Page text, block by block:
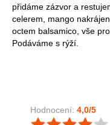
přidáme zázvor a
celerem, mango
octem balsamico, vše
Podáváme s rýží.
Hodnocení: 4,0/5